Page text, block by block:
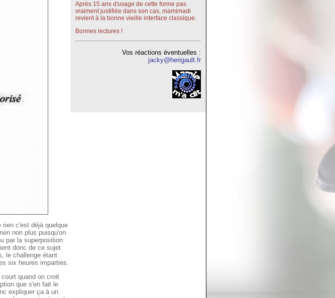
Après 15 ans d'usage de cette forme pas
vraiment justifiée dans son cas, mamimadi
revient à la bonne vieille interface classique.
Bonnes lectures !
Vos réactions éventuelles :
jacky@herigault.fr
c'est déjà quelque
non plus puisqu'on
par la superposition
donc de ce sujet
le challenge étant
six heures imparties.
quand on croit
que s'en fait le
expliquer ça à un